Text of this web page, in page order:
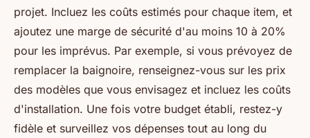
projet. Incluez les coûts estimés pour chaque item, et
ajoutez une marge de sécurité d'au moins 10 à 20%
pour les imprévus. Par exemple, si vous prévoyez de
remplacer la baignoire, renseignez-vous sur les prix
des modèles que vous envisagez et incluez les coûts
d'installation. Une fois votre budget établi, restez-y
fidèle et surveillez vos dépenses tout au long du